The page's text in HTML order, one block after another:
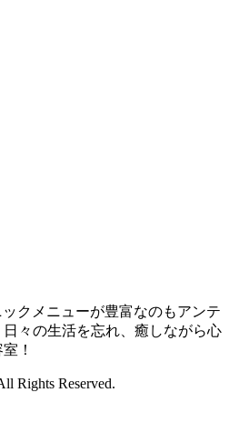
クメニューが豊富なのもアンテ
々の生活を忘れ、癒しながら心
！
Rights Reserved.